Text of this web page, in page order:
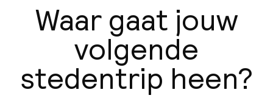
Waar gaat jouw
volgende
stedentrip heen?